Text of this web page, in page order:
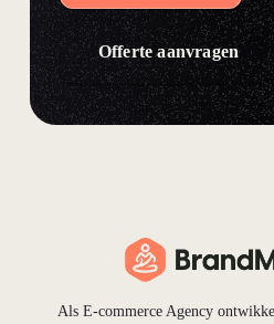
Offerte aanvragen
Als E-commerce Agency